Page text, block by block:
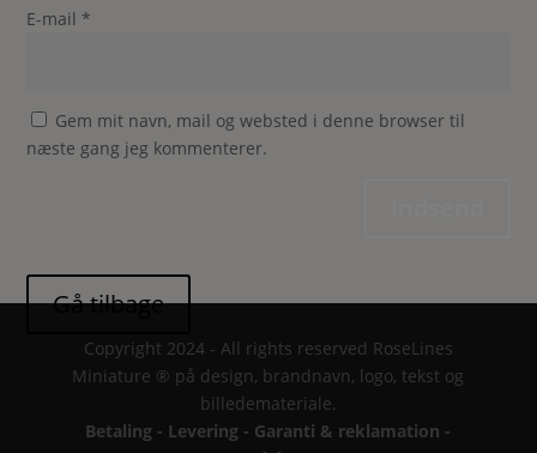
E-mail *
Gem mit navn, mail og websted i denne browser til
næste gang jeg kommenterer.
Copyright 2024 - All rights reserved RoseLines
Miniature ® på design, brandnavn, logo, tekst og
billedemateriale.
Betaling - Levering - Garanti & reklamation -